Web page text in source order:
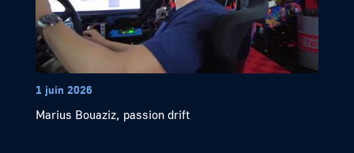
1 juin 2026
Marius Bouaziz, passion drift